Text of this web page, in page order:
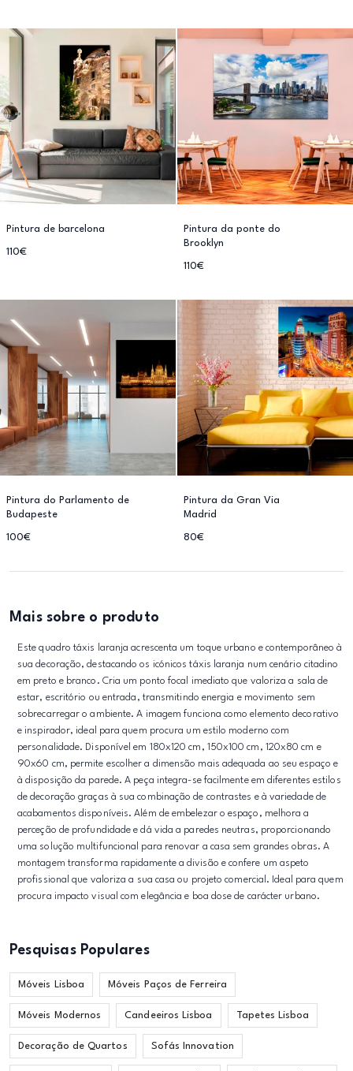
Pintura de barcelona
110€
Pintura da ponte do
Brooklyn
110€
Pintura do Parlamento de
Budapeste
100€
Pintura da Gran Via
Madrid
80€
Mais sobre o produto
Este quadro táxis laranja acrescenta um toque urbano e contemporâneo à
sua decoração, destacando os icónicos táxis laranja num cenário citadino
em preto e branco. Cria um ponto focal imediato que valoriza a sala de
estar, escritório ou entrada, transmitindo energia e movimento sem
sobrecarregar o ambiente. A imagem funciona como elemento decorativo
e inspirador, ideal para quem procura um estilo moderno com
personalidade. Disponível em 180x120 cm, 150x100 cm, 120x80 cm e
90x60 cm, permite escolher a dimensão mais adequada ao seu espaço e
à disposição da parede. A peça integra-se facilmente em diferentes estilos
de decoração graças à sua combinação de contrastes e à variedade de
acabamentos disponíveis. Além de embelezar o espaço, melhora a
perceção de profundidade e dá vida a paredes neutras, proporcionando
uma solução multifuncional para renovar a casa sem grandes obras. A
montagem transforma rapidamente a divisão e confere um aspeto
profissional que valoriza a sua casa ou projeto comercial. Ideal para quem
procura impacto visual com elegância e boa dose de carácter urbano.
Pesquisas Populares
Móveis Lisboa Móveis Paços de Ferreira
Móveis Modernos Candeeiros Lisboa Tapetes Lisboa
Decoração de Quartos Sofás Innovation